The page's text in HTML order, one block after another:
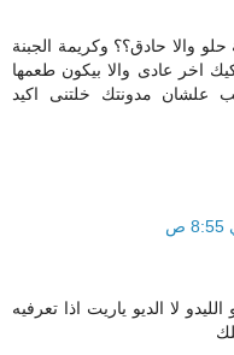
والا حادق؟؟ وكريمة الجبنة
اخر عادى والا بيكون طعمها
علشان مدونتك خلتنى اكيد
لا الديو ياريت اذا تعرفيه